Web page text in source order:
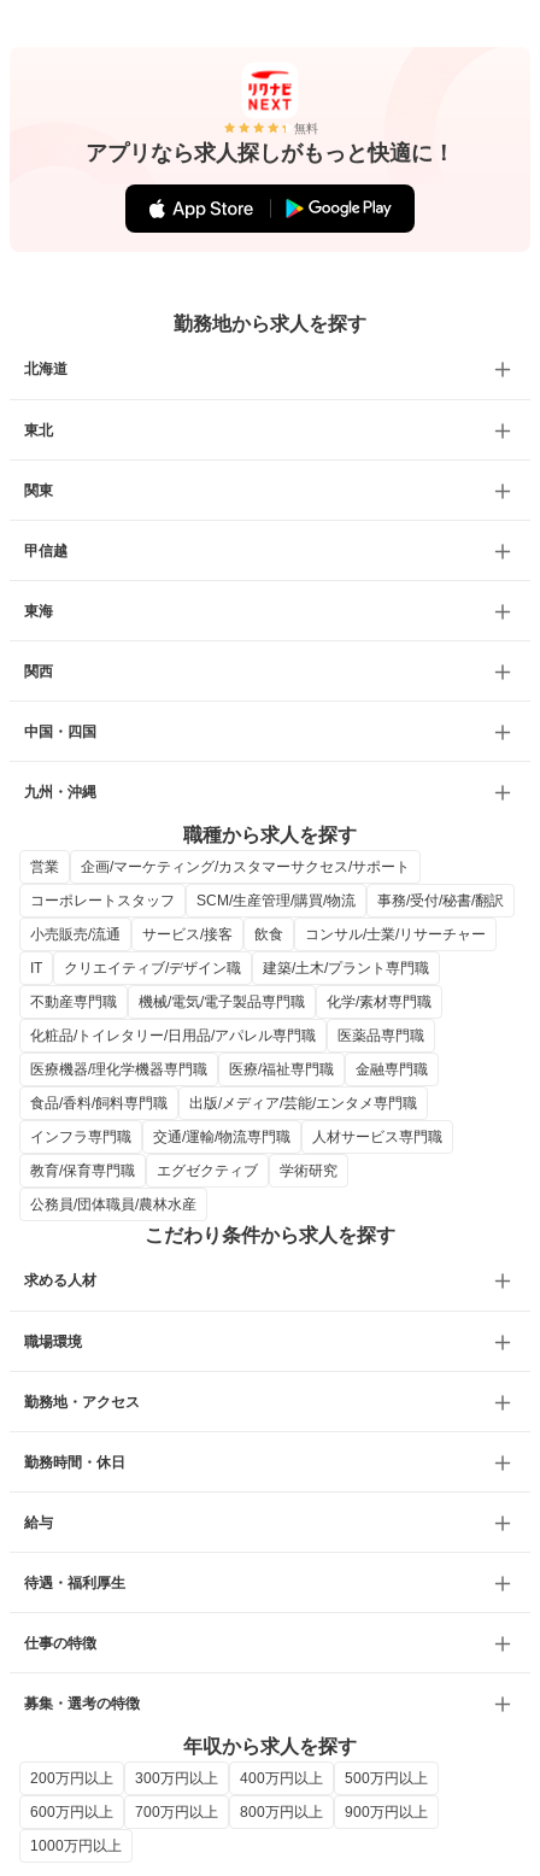
無料
アプリなら求人探しがもっと快適に！
勤務地から求人を探す
北海道
東北
関東
甲信越
東海
関西
中国・四国
九州・沖縄
職種から求人を探す
営業
企画/マーケティング/カスタマーサクセス/サポート
コーポレートスタッフ
SCM/生産管理/購買/物流
事務/受付/秘書/翻訳
小売販売/流通
サービス/接客 飲食
コンサル/士業/リサーチャー
IT
クリエイティブ/デザイン職
建築/土木/プラント専門職
不動産専門職
機械/電気/電子製品専門職
化学/素材専門職
化粧品/トイレタリー/日用品/アパレル専門職
医薬品専門職
医療機器/理化学機器専門職
医療/福祉専門職
金融専門職
食品/香料/飼料専門職
出版/メディア/芸能/エンタメ専門職
インフラ専門職
交通/運輸/物流専門職
人材サービス専門職
教育/保育専門職
エグゼクティブ
学術研究
公務員/団体職員/農林水産
こだわり条件から求人を探す
求める人材
職場環境
勤務地・アクセス
勤務時間・休日
給与
待遇・福利厚生
仕事の特徴
募集・選考の特徴
年収から求人を探す
200万円以上 300万円以上 400万円以上
500万円以上
600万円以上
700万円以上 800万円以上
900万円以上
1000万円以上